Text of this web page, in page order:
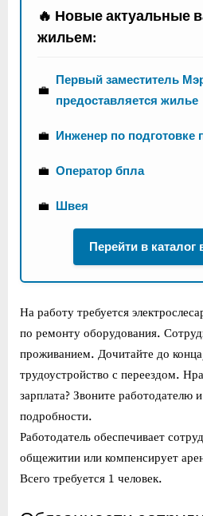
🔥 Новые актуальные
жильем:
💼
Первый заместитель
предоставляется жилье
💼 Инженер по подготовке
💼 Оператор бпла
💼 Швея
Перейти в каталог
На работу требуется
по ремонту оборудования.
проживанием. Дочитайте до
трудоустройство с переездом.
зарплата? Звоните работодателю
подробности.
Работодатель обеспечивает
общежитии или компенсирует
Всего требуется 1 человек.